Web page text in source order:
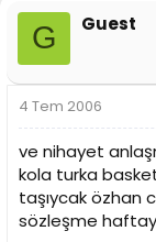
u
y
u
B
a
ş
l
a
t
a
n
a
ı
t
a
r
i
h
i
G Guest
4 Tem 2006
ve nihayet
kola turka
taşıycak özhan
sözleşme